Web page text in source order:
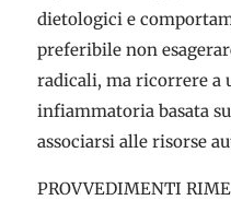
dietologici e
preferibile non
radicali, ma ricorrere a
infiammatoria basata
associarsi alle risorse
PROVVEDIMENTI